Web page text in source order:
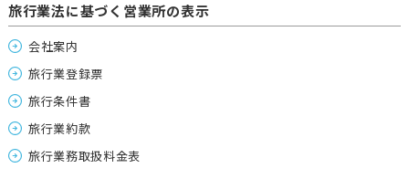
旅行業法に基づく営業所の表示
会社案内
旅行業登録票
旅行条件書
旅行業約款
旅行業務取扱料金表